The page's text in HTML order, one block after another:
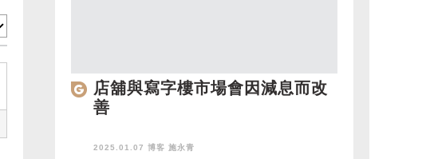
店舖與寫字樓市場會因減息而改
善
2025.01.07 博客 施永青